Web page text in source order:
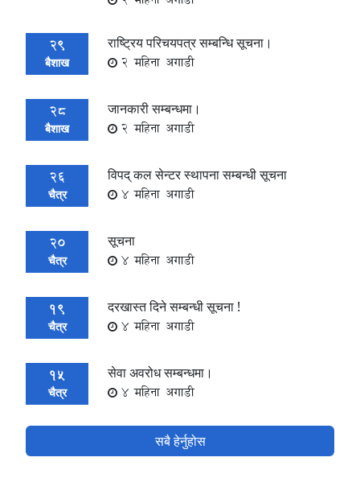
29
बैशाख
राष्ट्रिय परिचयपत्र सम्बन्धि सूचना।
2 महिना अगाडी
28
बैशाख
जानकारी सम्बन्धमा।
2 महिना अगाडी
26
चैत्र
विपद् कल सेन्टर स्थापना सम्बन्धी सूचना
4 महिना अगाडी
20
चैत्र
सूचना
4 महिना अगाडी
19
चैत्र
दरखास्त दिने सम्बन्धी सूचना !
4 महिना अगाडी
15
चैत्र
सेवा अवरोध सम्बन्धमा।
4 महिना अगाडी
सबै हेर्नुहोस